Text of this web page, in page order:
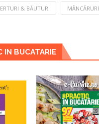
& BĂUTURI MÂNCĂRURI
IN BUCATARIE